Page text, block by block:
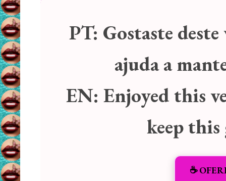
PT: Gostaste
ajuda a
EN: Enjoyed this
keep
☕️